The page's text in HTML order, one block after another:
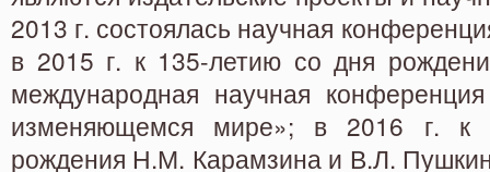
2013 г. состоялась научная
в 2015 г. к 135-летию со дня
международная научная
изменяющемся мире»; в 2016 г. к
рождения Н.М. Карамзина и В.Л.